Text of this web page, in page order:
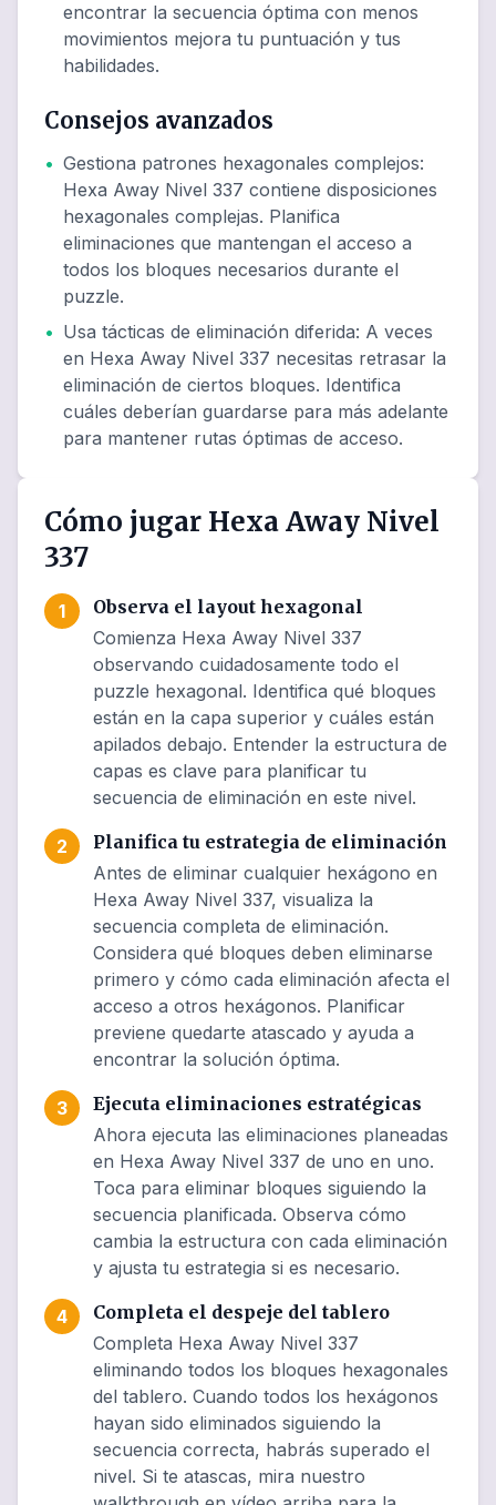
encontrar la secuencia óptima con menos
movimientos mejora tu puntuación y tus
habilidades.
Consejos avanzados
• Gestiona patrones hexagonales complejos:
Hexa Away Nivel 337 contiene disposiciones
hexagonales complejas. Planifica
eliminaciones que mantengan el acceso a
todos los bloques necesarios durante el
puzzle.
• Usa tácticas de eliminación diferida: A veces
en Hexa Away Nivel 337 necesitas retrasar la
eliminación de ciertos bloques. Identifica
cuáles deberían guardarse para más adelante
para mantener rutas óptimas de acceso.
Cómo jugar Hexa Away Nivel
337
1
Observa el layout hexagonal
Comienza Hexa Away Nivel 337
observando cuidadosamente todo el
puzzle hexagonal. Identifica qué bloques
están en la capa superior y cuáles están
apilados debajo. Entender la estructura de
capas es clave para planificar tu
secuencia de eliminación en este nivel.
2
Planifica tu estrategia de eliminación
Antes de eliminar cualquier hexágono en
Hexa Away Nivel 337, visualiza la
secuencia completa de eliminación.
Considera qué bloques deben eliminarse
primero y cómo cada eliminación afecta el
acceso a otros hexágonos. Planificar
previene quedarte atascado y ayuda a
encontrar la solución óptima.
3
Ejecuta eliminaciones estratégicas
Ahora ejecuta las eliminaciones planeadas
en Hexa Away Nivel 337 de uno en uno.
Toca para eliminar bloques siguiendo la
secuencia planificada. Observa cómo
cambia la estructura con cada eliminación
y ajusta tu estrategia si es necesario.
4
Completa el despeje del tablero
Completa Hexa Away Nivel 337
eliminando todos los bloques hexagonales
del tablero. Cuando todos los hexágonos
hayan sido eliminados siguiendo la
secuencia correcta, habrás superado el
nivel. Si te atascas, mira nuestro